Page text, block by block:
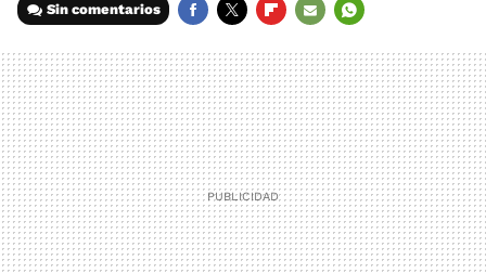
Sin comentarios
MAIL